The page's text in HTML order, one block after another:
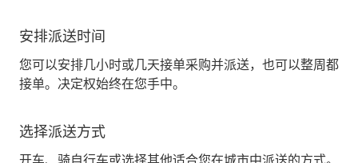
安排派送时间
您可以安排几小时或几天接单采购并派送，也可以整周都
接单。决定权始终在您手中。
选择派送方式